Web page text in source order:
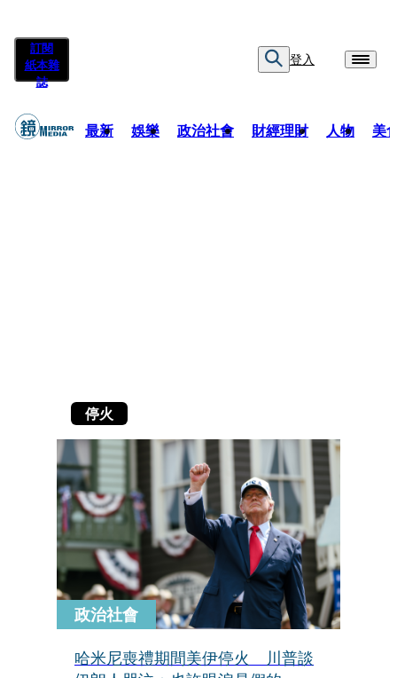
訂閱
紙本雜
誌
登入
最新 娛樂 政治社會 財經理財 人物 美
停火
政治社會
哈米尼喪禮期間美伊停火 川普談